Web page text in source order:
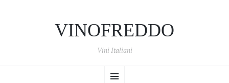
VINOFREDDO
Vini Italiani
菜
转